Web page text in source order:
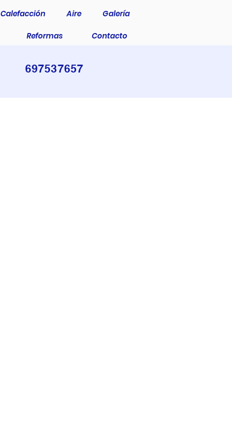
Calefacción Aire Galería
Reformas Contacto
697537657